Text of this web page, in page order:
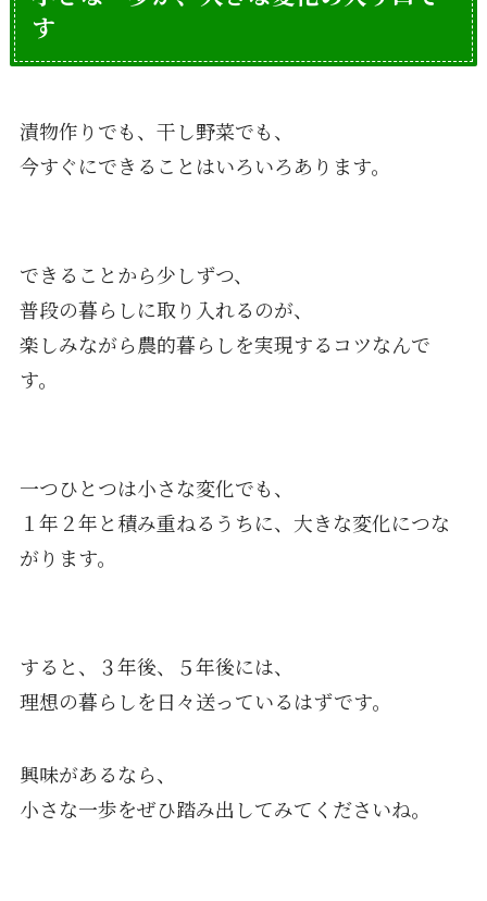
す
漬物作りでも、干し野菜でも、
今すぐにできることはいろいろあります。
できることから少しずつ、
普段の暮らしに取り入れるのが、
楽しみながら農的暮らしを実現するコツなんで
す。
一つひとつは小さな変化でも、
１年２年と積み重ねるうちに、大きな変化につな
がります。
すると、３年後、５年後には、
理想の暮らしを日々送っているはずです。
興味があるなら、
小さな一歩をぜひ踏み出してみてくださいね。